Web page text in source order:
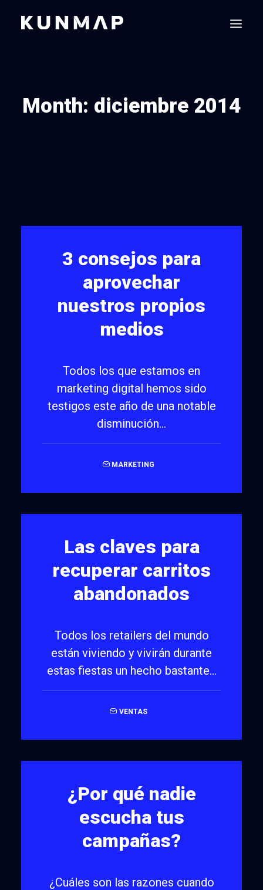
Month: diciembre 2014
3 consejos para
aprovechar
nuestros propios
medios
Todos los que estamos en
marketing digital hemos sido
testigos este año de una notable
disminución…
MARKETING
Las claves para
recuperar carritos
abandonados
Todos los retailers del mundo
están viviendo y vivirán durante
estas fiestas un hecho bastante…
VENTAS
¿Por qué nadie
escucha tus
campañas?
¿Cuáles son las razones cuando